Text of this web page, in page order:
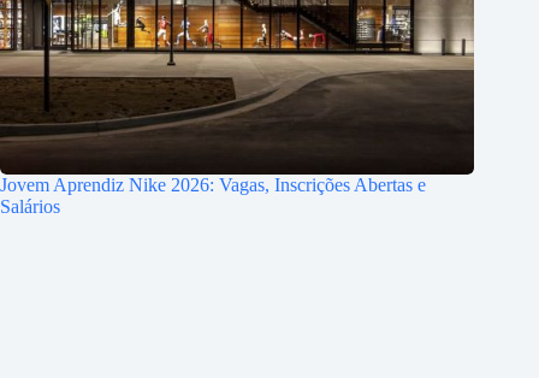
Jovem Aprendiz Nike 2026: Vagas, Inscrições Abertas e
Salários